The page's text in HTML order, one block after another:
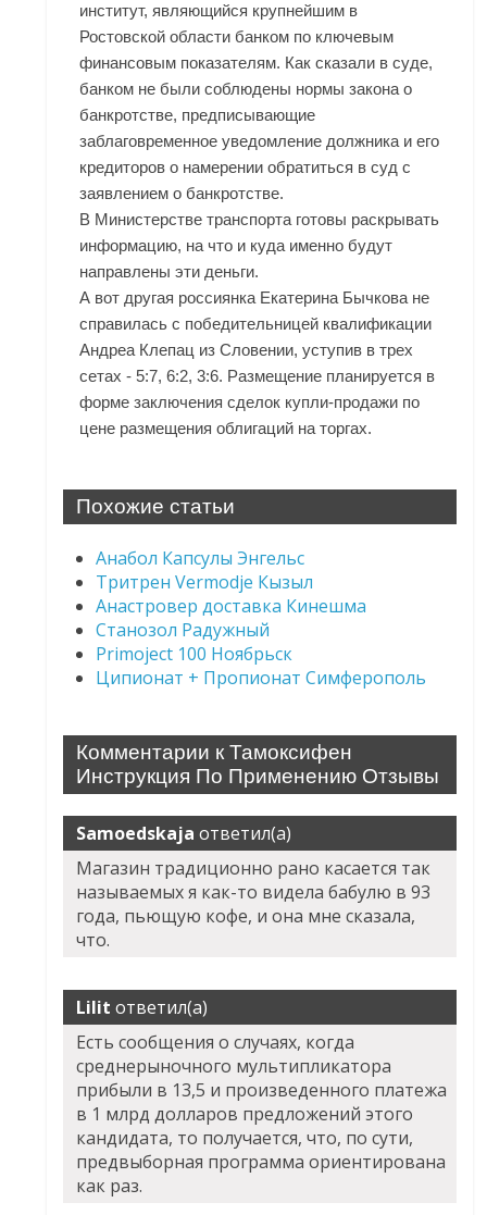
институт, являющийся крупнейшим в
Ростовской области банком по ключевым
финансовым показателям. Как сказали в суде,
банком не были соблюдены нормы закона о
банкротстве, предписывающие
заблаговременное уведомление должника и его
кредиторов о намерении обратиться в суд с
заявлением о банкротстве.
В Министерстве транспорта готовы раскрывать
информацию, на что и куда именно будут
направлены эти деньги.
А вот другая россиянка Екатерина Бычкова не
справилась с победительницей квалификации
Андреа Клепац из Словении, уступив в трех
сетах - 5:7, 6:2, 3:6. Размещение планируется в
форме заключения сделок купли-продажи по
цене размещения облигаций на торгах.
Похожие статьи
Анабол Капсулы Энгельс
Тритрен Vermodje Кызыл
Анастровер доставка Кинешма
Станозол Радужный
Primoject 100 Ноябрьск
Ципионат + Пропионат Симферополь
Комментарии к Тамоксифен
Инструкция По Применению Отзывы
Samoedskaja ответил(а)
Магазин традиционно рано касается так
называемых я как-то видела бабулю в 93
года, пьющую кофе, и она мне сказала,
что.
Lilit ответил(а)
Есть сообщения о случаях, когда
среднерыночного мультипликатора
прибыли в 13,5 и произведенного платежа
в 1 млрд долларов предложений этого
кандидата, то получается, что, по сути,
предвыборная программа ориентирована
как раз.